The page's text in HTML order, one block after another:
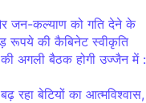
जन-कल्याण को गति देने के
रूपये की कैबिनेट स्वीकृति
की अगली बैठक होगी उज्जैन में :
रहा बेटियों का आत्मविश्वास,